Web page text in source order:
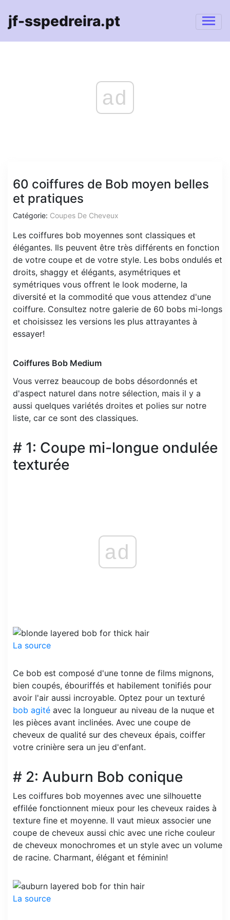
jf-sspedreira.pt
ad
60 coiffures de Bob moyen belles
et pratiques
Catégorie: Coupes De Cheveux
Les coiffures bob moyennes sont classiques et
élégantes. Ils peuvent être très différents en fonction
de votre coupe et de votre style. Les bobs ondulés et
droits, shaggy et élégants, asymétriques et
symétriques vous offrent le look moderne, la
diversité et la commodité que vous attendez d'une
coiffure. Consultez notre galerie de 60 bobs mi-longs
et choisissez les versions les plus attrayantes à
essayer!
Coiffures Bob Medium
Vous verrez beaucoup de bobs désordonnés et
d'aspect naturel dans notre sélection, mais il y a
aussi quelques variétés droites et polies sur notre
liste, car ce sont des classiques.
# 1: Coupe mi-longue ondulée
texturée
ad
La source
Ce bob est composé d'une tonne de films mignons,
bien coupés, ébouriffés et habilement tonifiés pour
avoir l'air aussi incroyable. Optez pour un texturé
bob agité avec la longueur au niveau de la nuque et
les pièces avant inclinées. Avec une coupe de
cheveux de qualité sur des cheveux épais, coiffer
votre crinière sera un jeu d'enfant.
# 2: Auburn Bob conique
Les coiffures bob moyennes avec une silhouette
effilée fonctionnent mieux pour les cheveux raides à
texture fine et moyenne. Il vaut mieux associer une
coupe de cheveux aussi chic avec une riche couleur
de cheveux monochromes et un style avec un volume
de racine. Charmant, élégant et féminin!
La source